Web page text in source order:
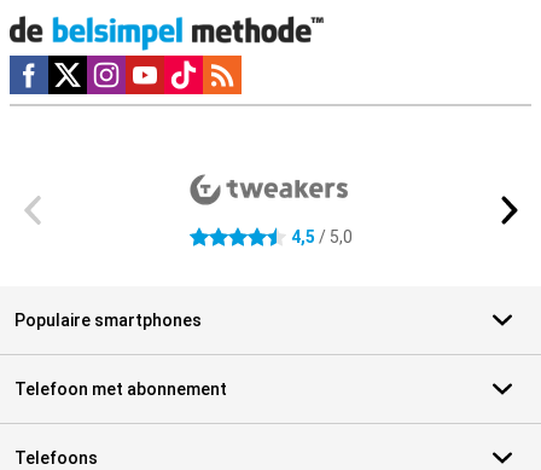
Social media
4.5 sterren 4,5 / 5,0
Populaire smartphones
Telefoon met abonnement
Telefoons